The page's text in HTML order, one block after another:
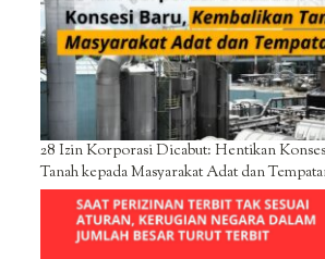
28 Izin Korporasi Dicabut: Hentikan
Tanah kepada Masyarakat Adat dan